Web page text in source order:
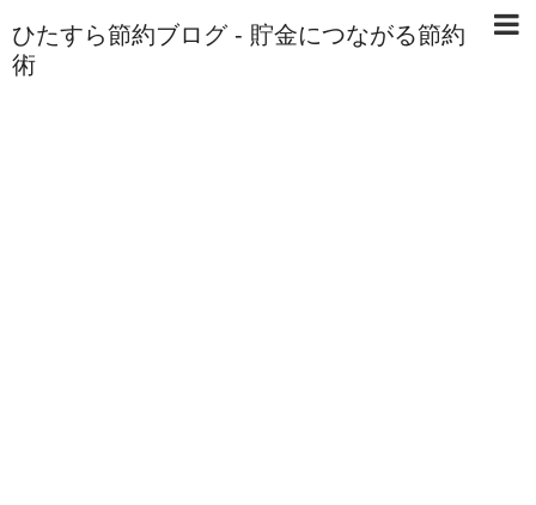
ひたすら節約ブログ - 貯金につながる節約
術